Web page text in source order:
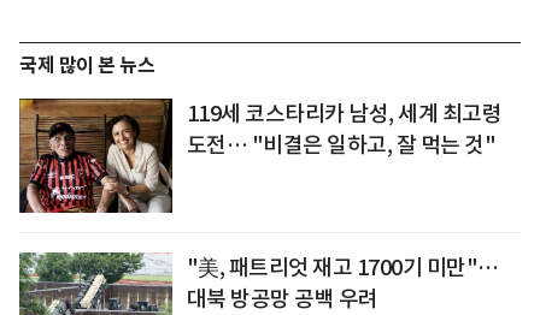
국제 많이 본 뉴스
119세 코스타리카 남성, 세계 최고령
도전… "비결은 일하고, 잘 먹는 것"
"美, 패트리엇 재고 1700기 미만"…
대북 방공망 공백 우려